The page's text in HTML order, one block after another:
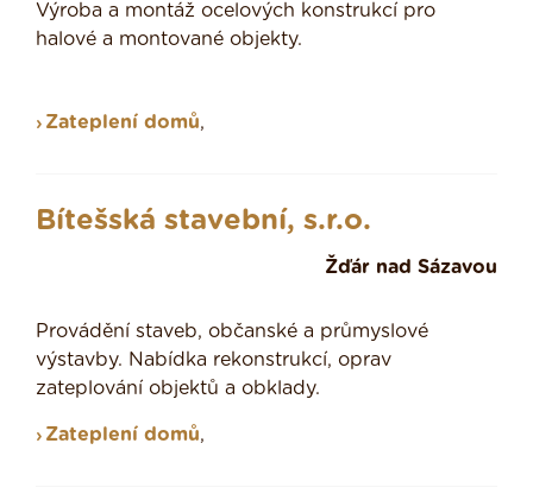
Výroba a montáž ocelových konstrukcí pro
halové a montované objekty.
Zateplení domů,
Bítešská stavební, s.r.o.
Žďár nad Sázavou
Provádění staveb, občanské a průmyslové
výstavby. Nabídka rekonstrukcí, oprav
zateplování objektů a obklady.
Zateplení domů,